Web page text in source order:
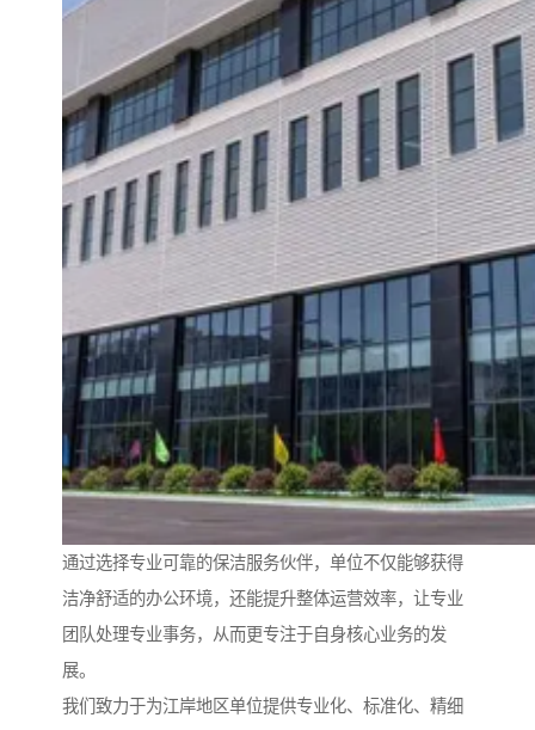
通过选择专业可靠的保洁服务伙伴，单位不仅能够获得
洁净舒适的办公环境，还能提升整体运营效率，让专业
团队处理专业事务，从而更专注于自身核心业务的发
展。
我们致力于为江岸地区单位提供专业化、标准化、精细